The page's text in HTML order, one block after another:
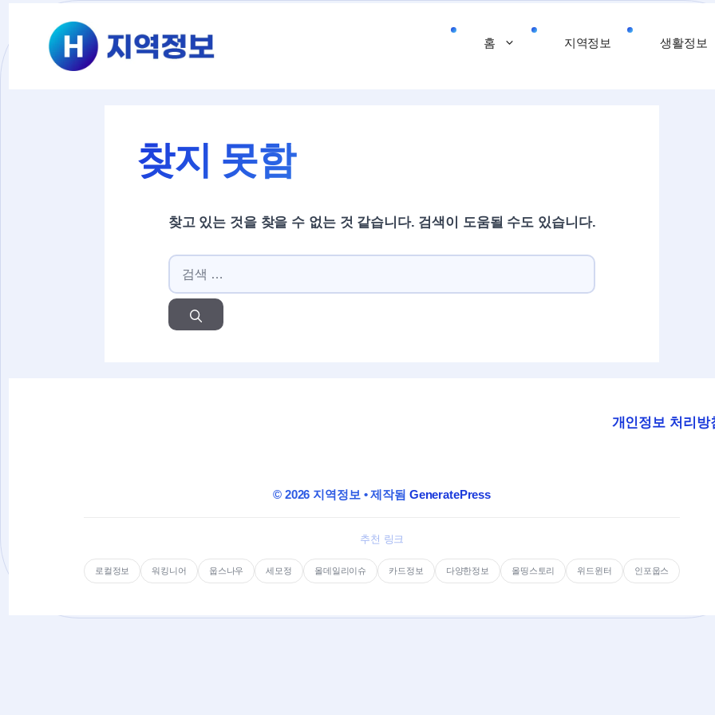
홈 지역정보 생활정보
찾지 못함
찾고 있는 것을 찾을 수 없는 것 같습니다. 검색이 도움될 수도 있습니다.
검색:
개인정보 처리방
© 2026 지역정보 • 제작됨 GeneratePress
추천 링크
로컬정보 워킹니어 웁스나우 세모정 올데일리이슈 카드정보 다양한정보 올띵스토리 위드윈터 인포웁스